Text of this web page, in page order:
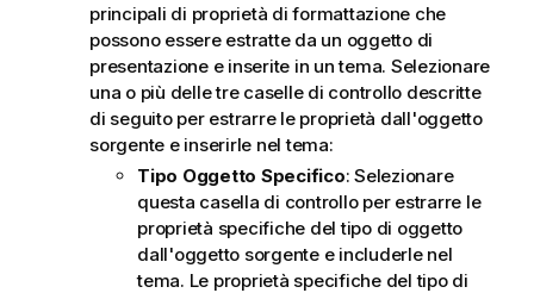
principali di proprietà di formattazione che
possono essere estratte da un oggetto di
presentazione e inserite in un tema. Selezionare
una o più delle tre caselle di controllo descritte
di seguito per estrarre le proprietà dall'oggetto
sorgente e inserirle nel tema:
Tipo Oggetto Specifico: Selezionare
questa casella di controllo per estrarre le
proprietà specifiche del tipo di oggetto
dall'oggetto sorgente e includerle nel
tema. Le proprietà specifiche del tipo di